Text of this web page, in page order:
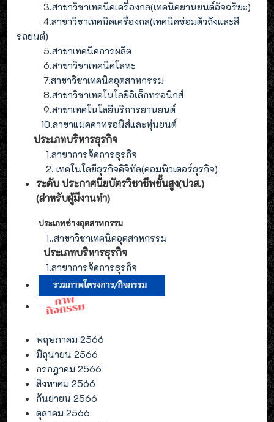
3.สาขาวิชาเทคนิคเครื่องกล(เทคนิคยานยนต์อัจฉริยะ)
4.สาขาวิชาเทคนิคเครื่องกล(เทคนิคซ่อมตัวถังและสี
รถยนต์)
5.สาขาเทคนิคการผลิต
6.สาขาวิชาเทคนิคโลหะ
7.สาขาวิชาเทคนิคอุตสาหกรรม
8.สาขาวิชาเทคโนโลยีอิเล็กทรอนิกส์
9.สาขาเทคโนโลยีบริการยานยนต์
10.สาขาแมคคาทรอนิส์และหุ่นยนต์
ประเภทบริหารธุรกิจ
1.สาขาการจัดการธุรกิจ
2. เทคโนโลยีธุรกิจดิจิทัล(คอมพิวเตอร์ธุรกิจ)
ระดับ ประกาศนียบัตรวิชาชีพชั้นสูง(ปวส.)
(สำหรับผู้มีงานทำ)
ประเภทช่างอุตสาหกรรม
1..สาขาวิชาเทคนิคอุตสาหกรรม
ประเภทบริหารธุรกิจ
1.สาขาการจัดการธุรกิจ
พฤษภาคม 2566
มิถุนายน 2566
กรกฎาคม 2566
สิงหาคม 2566
กันยายน 2566
ตุลาคม 2566